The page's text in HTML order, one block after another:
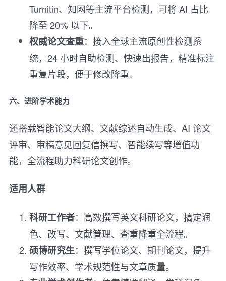
Turnitin、知网等主流平台检测，可将 AI 占比
降至 20% 以下。
权威论文查重：接入全球主流原创性检测系
统，24 小时自助检测、快速出报告，精准标注
重复片段，便于修改降重。
六、进阶学术能力
还搭载智能论文大纲、文献综述自动生成、AI 论文
评审、审稿意见回复信撰写、智能续写等增值功
能，全流程助力科研论文创作。
适用人群
科研工作者：高效撰写英文科研论文，搞定润
色、改写、文献管理、查重降重全流程。
硕博研究生：撰写学位论文、期刊论文，提升
写作效率、学术规范性与文章质量。